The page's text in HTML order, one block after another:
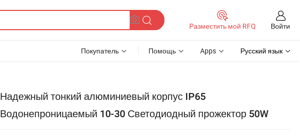
Разместить мой RFQ Войти
Покупатель Помощь Apps Русский язык
Надежный тонкий алюминиевый корпус IP65
Водонепроницаемый 10-30 Светодиодный прожектор 50W